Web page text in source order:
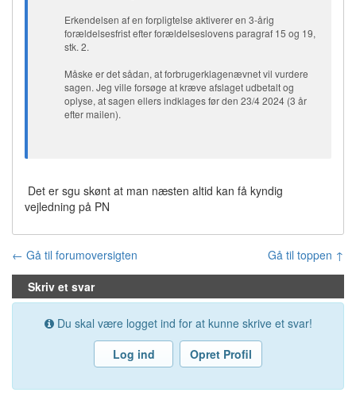
Erkendelsen af en forpligtelse aktiverer en 3-årig
forældelsesfrist efter forældelseslovens paragraf 15 og 19,
stk. 2.
Måske er det sådan, at forbrugerklagenævnet vil vurdere
sagen. Jeg ville forsøge at kræve afslaget udbetalt og
oplyse, at sagen ellers indklages før den 23/4 2024 (3 år
efter mailen).
Det er sgu skønt at man næsten altid kan få kyndig
vejledning på PN
← Gå til forumoversigten
Gå til toppen ↑
Skriv et svar
Du skal være logget ind for at kunne skrive et svar!
Log ind
Opret Profil